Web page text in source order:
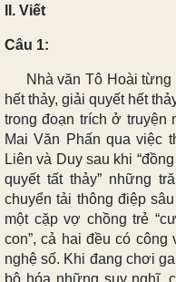
II. Viết
Câu 1:
Nhà văn Tô Hoài từng
hết thảy, giải quyết hết
trong đoạn trích ở truyện
Mai Văn Phấn qua việc
Liên và Duy sau khi
quyết tất thảy” những
chuyển tải thông điệp
một cặp vợ chồng trẻ
con”, cả hai đều có
nghệ số. Khi đang chơi
bộ hóa những suy nghĩ,